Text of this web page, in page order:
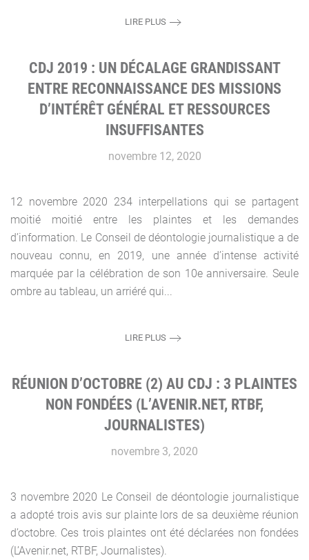
LIRE PLUS
CDJ 2019 : UN DÉCALAGE GRANDISSANT
ENTRE RECONNAISSANCE DES MISSIONS
D’INTÉRÊT GÉNÉRAL ET RESSOURCES
INSUFFISANTES
novembre 12, 2020
12 novembre 2020 234 interpellations qui se partagent
moitié moitié entre les plaintes et les demandes
d’information. Le Conseil de déontologie journalistique a de
nouveau connu, en 2019, une année d’intense activité
marquée par la célébration de son 10e anniversaire. Seule
ombre au tableau, un arriéré qui...
LIRE PLUS
RÉUNION D’OCTOBRE (2) AU CDJ : 3 PLAINTES
NON FONDÉES (L’AVENIR.NET, RTBF,
JOURNALISTES)
novembre 3, 2020
3 novembre 2020 Le Conseil de déontologie journalistique
a adopté trois avis sur plainte lors de sa deuxième réunion
d’octobre. Ces trois plaintes ont été déclarées non fondées
(L’Avenir.net, RTBF, Journalistes).